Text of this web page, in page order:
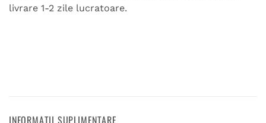
livrare 1-2 zile lucratoare.